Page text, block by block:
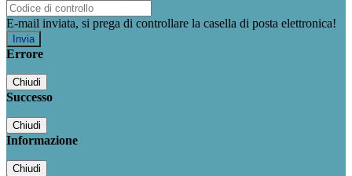
E-mail inviata, si prega di controllare la casella di posta elettronica!
Errore
Chiudi
Successo
Chiudi
Informazione
Chiudi